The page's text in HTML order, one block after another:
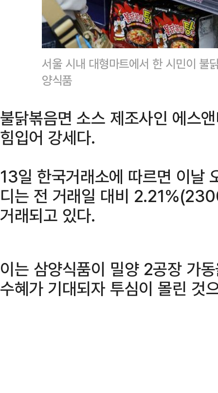
서울 시내 대형마트에서 한 시민이
양식품
불닭볶음면 소스 제조사인 에스
힘입어 강세다.
13일 한국거래소에 따르면 이날
디는 전 거래일 대비
거래되고 있다.
이는 삼양식품이 밀양 2공장 가
수혜가 기대되자 투심이 몰린 것